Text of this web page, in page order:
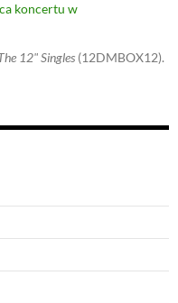
koncertu w
12" Singles (12DMBOX12).